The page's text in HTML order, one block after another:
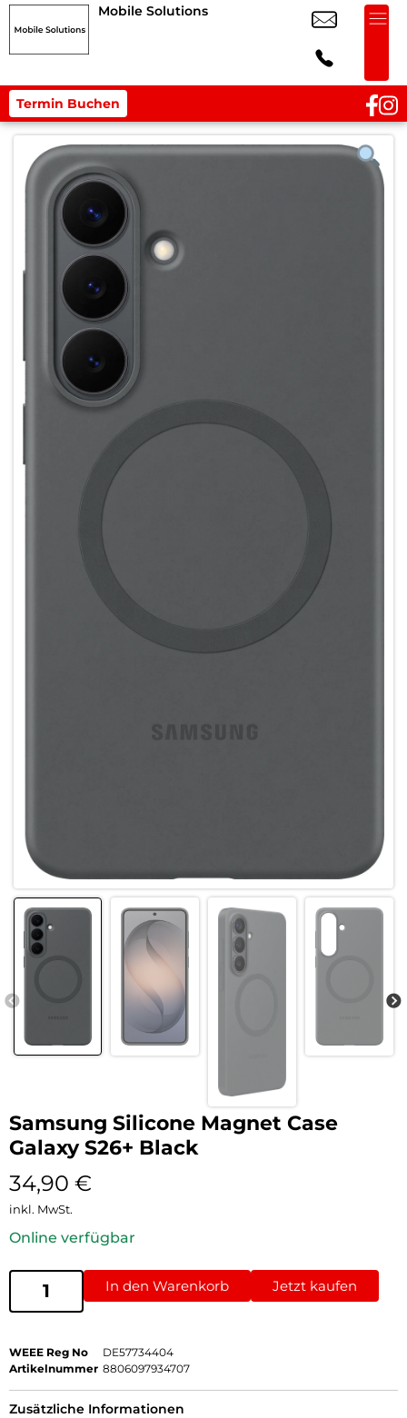
Mobile Solutions
Termin Buchen
Samsung Silicone Magnet Case
Galaxy S26+ Black
34,90 €
inkl. MwSt.
Online verfügbar
In den Warenkorb Jetzt kaufen
WEEE Reg No
DE57734404
Artikelnummer 8806097934707
Zusätzliche Informationen